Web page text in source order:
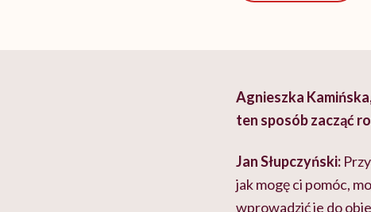
Agnieszka
ten sposób zacząć
Jan Słupczyński:
jak mogę ci pomóc,
wprowadzić je do